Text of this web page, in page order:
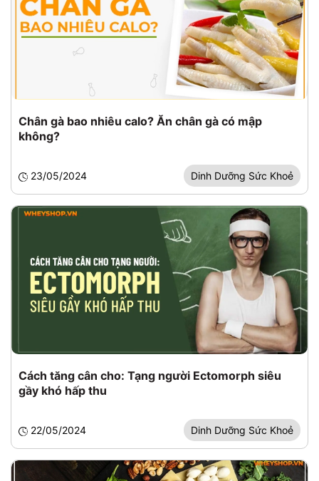
Chân gà bao nhiêu calo? Ăn chân gà có mập
không?
23/05/2024 Dinh Dưỡng Sức Khoẻ
Cách tăng cân cho: Tạng người Ectomorph siêu
gầy khó hấp thu
22/05/2024 Dinh Dưỡng Sức Khoẻ